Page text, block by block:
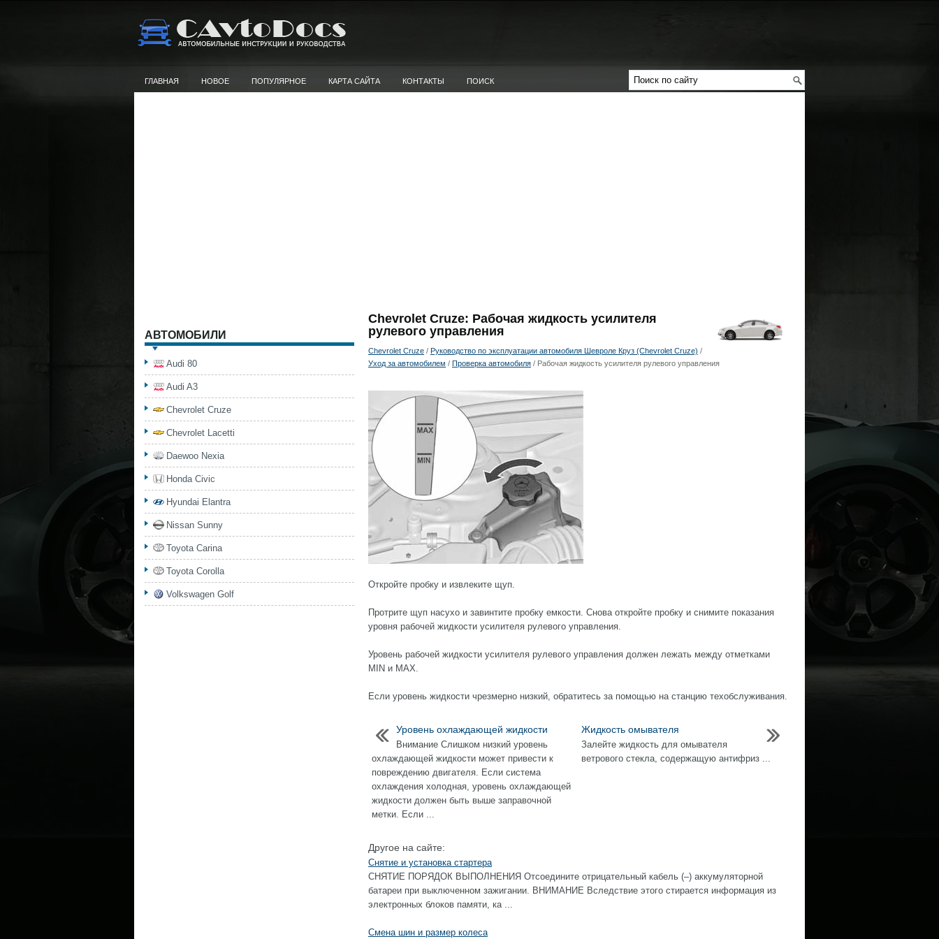
ГЛАВНАЯ НОВОЕ ПОПУЛЯРНОЕ КАРТА САЙТА КОНТАКТЫ ПОИСК
Chevrolet Cruze: Рабочая жидкость усилителя
рулевого управления
Chevrolet Cruze / Руководство по эксплуатации автомобиля Шевроле Круз (Chevrolet Cruze) /
Уход за автомобилем / Проверка автомобиля / Рабочая жидкость усилителя рулевого управления
Откройте пробку и извлеките щуп.
Протрите щуп насухо и завинтите пробку емкости. Снова откройте пробку и снимите показания
уровня рабочей жидкости усилителя рулевого управления.
Уровень рабочей жидкости усилителя рулевого управления должен лежать между отметками
MIN и MAX.
Если уровень жидкости чрезмерно низкий, обратитесь за помощью на станцию техобслуживания.
Уровень охлаждающей жидкости
Внимание Слишком низкий уровень
охлаждающей жидкости может привести к
повреждению двигателя. Если система
охлаждения холодная, уровень охлаждающей
жидкости должен быть выше заправочной
метки. Если ...
Жидкость омывателя
Залейте жидкость для омывателя
ветрового стекла, содержащую антифриз ...
Другое на сайте:
Снятие и установка стартера
СНЯТИЕ ПОРЯДОК ВЫПОЛНЕНИЯ Отсоедините отрицательный кабель (–) аккумуляторной
батареи при выключенном зажигании. ВНИМАНИЕ Вследствие этого стирается информация из
электронных блоков памяти, ка ...
Смена шин и размер колеса
АВТОМОБИЛИ
Audi 80
Audi A3
Chevrolet Cruze
Chevrolet Lacetti
Daewoo Nexia
Honda Civic
Hyundai Elantra
Nissan Sunny
Toyota Carina
Toyota Corolla
Volkswagen Golf